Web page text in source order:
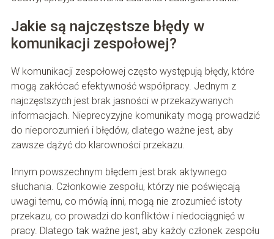
Jakie są najczęstsze błędy w
komunikacji zespołowej?
W komunikacji zespołowej często występują błędy, które
mogą zakłócać efektywność współpracy. Jednym z
najczęstszych jest brak jasności w przekazywanych
informacjach. Nieprecyzyjne komunikaty mogą prowadzić
do nieporozumień i błędów, dlatego ważne jest, aby
zawsze dążyć do klarowności przekazu.
Innym powszechnym błędem jest brak aktywnego
słuchania. Członkowie zespołu, którzy nie poświęcają
uwagi temu, co mówią inni, mogą nie zrozumieć istoty
przekazu, co prowadzi do konfliktów i niedociągnięć w
pracy. Dlatego tak ważne jest, aby każdy członek zespołu